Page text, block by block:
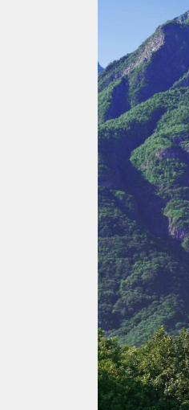
SPELEOLOGIA
ALPINISMO
CIASPOLE
CASCATE
TORRENTISMO
MONDO
CAI